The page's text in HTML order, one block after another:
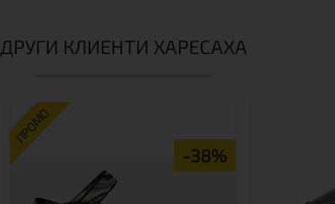
ДРУГИ КЛИЕНТИ ХАРЕСАХА
ПРОМО
-38%